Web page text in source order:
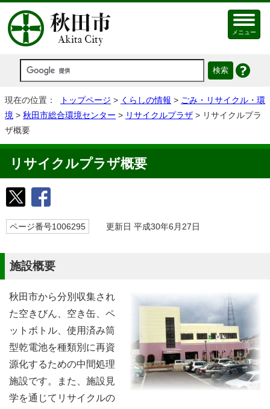
メニュー
現在の位置： トップページ > くらしの情報 > ごみ・リサイクル・環
境 > 秋田市総合環境センター > リサイクルプラザ > リサイクルプラ
ザ概要
リサイクルプラザ概要
ページ番号1006295 更新日 平成30年6月27日
施設概要
秋田市から分別収集され
た空きびん、空き缶、ペ
ットボトル、使用済み筒
型乾電池を種類別に再資
源化するための中間処理
施設です。また、施設見
学を通じてリサイクルの